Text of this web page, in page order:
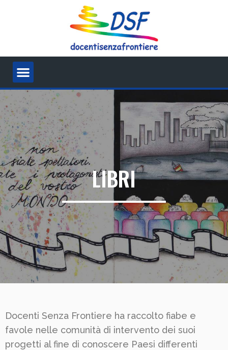
LIBRI
Docenti Senza Frontiere ha raccolto fiabe e
favole nelle comunità di intervento dei suoi
progetti al fine di conoscere Paesi differenti